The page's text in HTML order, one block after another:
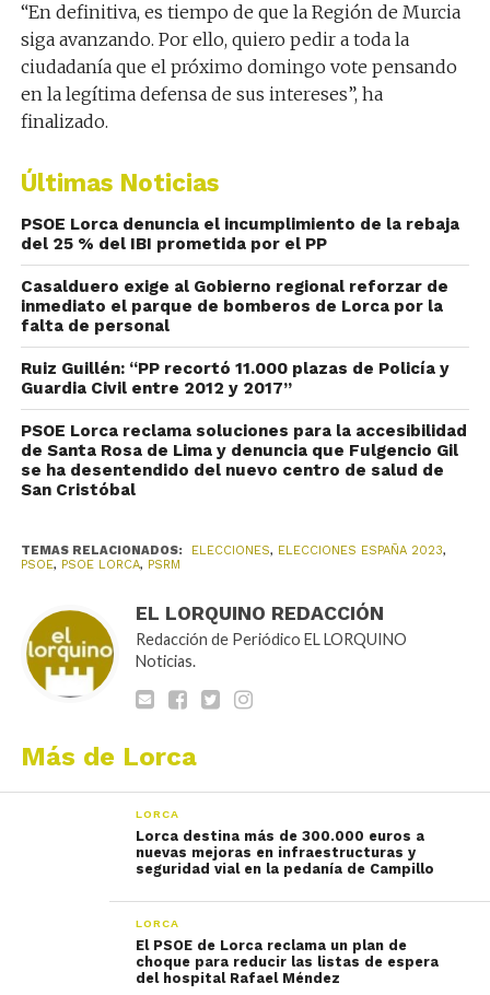
“En definitiva, es tiempo de que la Región de Murcia
siga avanzando. Por ello, quiero pedir a toda la
ciudadanía que el próximo domingo vote pensando
en la legítima defensa de sus intereses”, ha
finalizado.
Últimas Noticias
PSOE Lorca denuncia el incumplimiento de la rebaja
del 25 % del IBI prometida por el PP
Casalduero exige al Gobierno regional reforzar de
inmediato el parque de bomberos de Lorca por la
falta de personal
Ruiz Guillén: “PP recortó 11.000 plazas de Policía y
Guardia Civil entre 2012 y 2017”
PSOE Lorca reclama soluciones para la accesibilidad
de Santa Rosa de Lima y denuncia que Fulgencio Gil
se ha desentendido del nuevo centro de salud de
San Cristóbal
TEMAS RELACIONADOS: ELECCIONES, ELECCIONES ESPAÑA 2023,
PSOE, PSOE LORCA, PSRM
EL LORQUINO REDACCIÓN
Redacción de Periódico EL LORQUINO
Noticias.
Más de Lorca
LORCA
Lorca destina más de 300.000 euros a
nuevas mejoras en infraestructuras y
seguridad vial en la pedanía de Campillo
LORCA
El PSOE de Lorca reclama un plan de
choque para reducir las listas de espera
del hospital Rafael Méndez